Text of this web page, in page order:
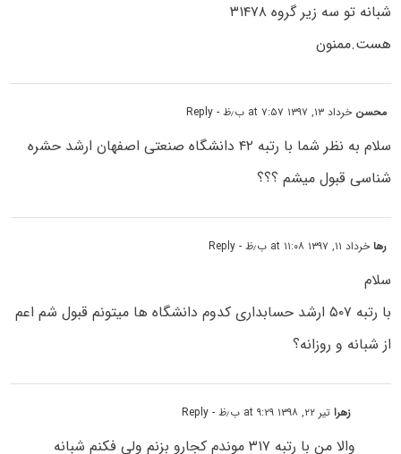
شبانه تو سه زیر گروه ۳۱۴۷۸
هست.ممنون
محسن خرداد ۱۳, ۱۳۹۷ at ۷:۵۷ ب٫ظ - Reply
سلام به نظر شما با رتبه ۴۲ دانشگاه صنعتی اصفهان ارشد حشره
شناسی قبول میشم ؟؟؟
رهاخرداد ۱۱, ۱۳۹۷ at ۱۱:۰۸ ب٫ظ - Reply
سلام
با رتبه ۵۰۷ ارشد حسابداری کدوم دانشگاه ها میتونم قبول شم اعم
از شبانه و روزانه؟
زهراتیر ۲۲, ۱۳۹۸ at ۹:۲۹ ب٫ظ - Reply
والا من با رتبه ۳۱۷ موندم کجارو بزنم ولی فکنم شبانه